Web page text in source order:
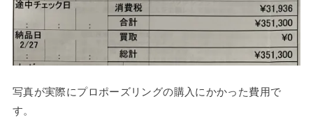
写真が実際にプロポーズリングの購入にかかった費用で
す。